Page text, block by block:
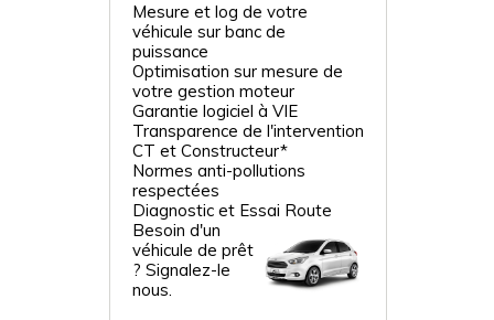
Mesure et log de votre
véhicule sur banc de
puissance
Optimisation sur mesure de
votre gestion moteur
Garantie logiciel à VIE
Transparence de l'intervention
CT et Constructeur*
Normes anti-pollutions
respectées
Diagnostic et Essai Route
Besoin d'un
véhicule de prêt
? Signalez-le
nous.